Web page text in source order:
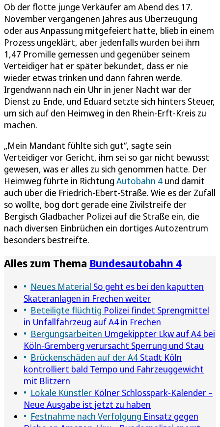
Ob der flotte junge Verkäufer am Abend des 17.
November vergangenen Jahres aus Überzeugung
oder aus Anpassung mitgefeiert hatte, blieb in einem
Prozess ungeklärt, aber jedenfalls wurden bei ihm
1,47 Promille gemessen und gegenüber seinem
Verteidiger hat er später bekundet, dass er nie
wieder etwas trinken und dann fahren werde.
Irgendwann nach ein Uhr in jener Nacht war der
Dienst zu Ende, und Eduard setzte sich hinters Steuer,
um sich auf den Heimweg in den Rhein-Erft-Kreis zu
machen.
„Mein Mandant fühlte sich gut“, sagte sein
Verteidiger vor Gericht, ihm sei so gar nicht bewusst
gewesen, was er alles zu sich genommen hatte. Der
Heimweg führte in Richtung Autobahn 4 und damit
auch über die Friedrich-Ebert-Straße. Wie es der Zufall
so wollte, bog dort gerade eine Zivilstreife der
Bergisch Gladbacher Polizei auf die Straße ein, die
nach diversen Einbrüchen ein dortiges Autozentrum
besonders bestreifte.
Alles zum Thema Bundesautobahn 4
Neues Material So geht es bei den kaputten
Skateranlagen in Frechen weiter
Beteiligte flüchtig Polizei findet Sprengmittel
in Unfallfahrzeug auf A4 in Frechen
Bergungsarbeiten Umgekippter Lkw auf A4 bei
Köln-Gremberg verursacht Sperrung und Stau
Brückenschäden auf der A4 Stadt Köln
kontrolliert bald Tempo und Fahrzeuggewicht
mit Blitzern
Lokale Künstler Kölner Schlosspark-Kalender –
Neue Ausgabe ist jetzt zu haben
Festnahme nach Verfolgung Einsatz gegen